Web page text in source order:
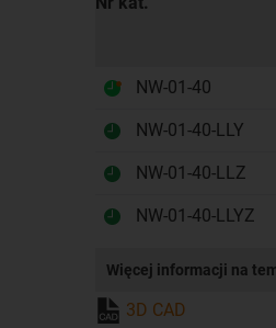
NW-01-40
NW-01-40-LLY
NW-01-40-LLZ
NW-01-40-LLYZ
Więcej informacji na
3D CAD